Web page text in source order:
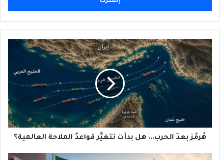
هُرمُز
بعدَ
الحرب...
هل
بدأت
العالمية؟
هُرمُز بعدَ الحرب... هل بدأت تتغيَّر قواعدُ الملاحة العالمية؟